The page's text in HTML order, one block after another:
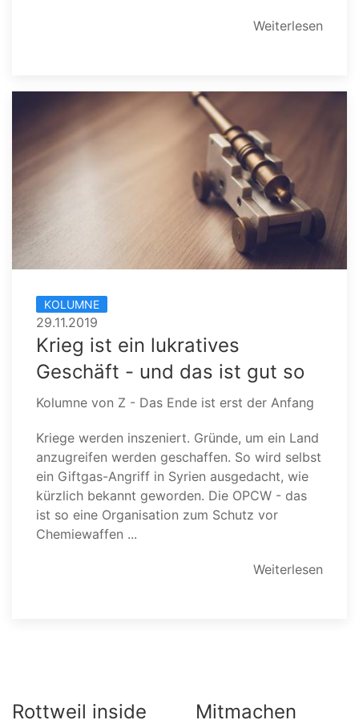
Weiterlesen
KOLUMNE
29.11.2019
Krieg ist ein lukratives
Geschäft - und das ist gut so
Kolumne von Z - Das Ende ist erst der Anfang
Kriege werden inszeniert. Gründe, um ein Land
anzugreifen werden geschaffen. So wird selbst
ein Giftgas-Angriff in Syrien ausgedacht, wie
kürzlich bekannt geworden. Die OPCW - das
ist so eine Organisation zum Schutz vor
Chemiewaffen ...
Weiterlesen
Rottweil inside Mitmachen